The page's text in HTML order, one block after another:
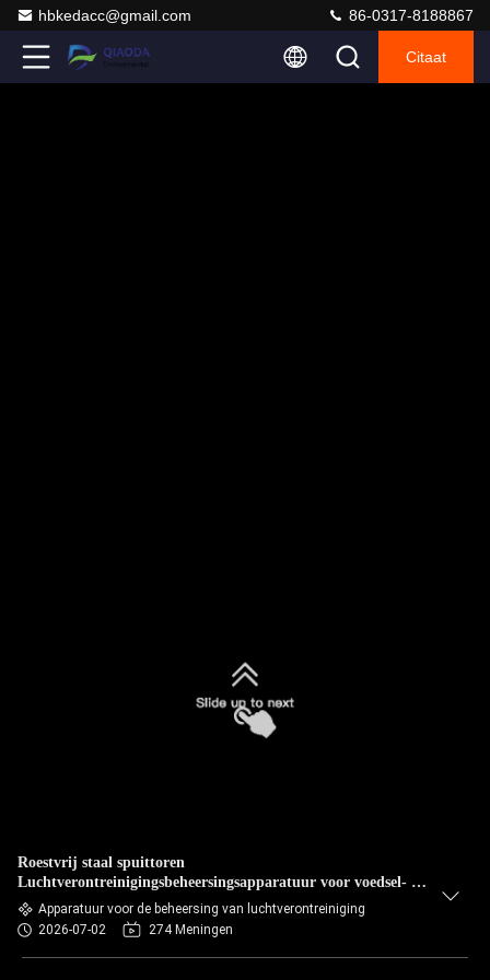
hbkedacc@gmail.com 86-0317-8188867
Citaat
Roestvrij staal spuittoren
Luchtverontreinigingsbeheersingsapparatuur voor voedsel- en
chemische fabrikanten
Apparatuur voor de beheersing van luchtverontreiniging
2026-07-02
274 Meningen